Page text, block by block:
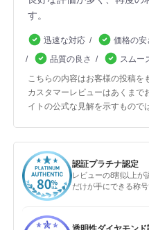
す。
迅速な対応 価格の安
品質の良さ
スムー
こちらの内容はお客様の投稿を
カスタマーレビューはあくまで
イトの公式な見解を示すもので
認証プラチナ認定
レビューの8割以上が
だけが手にできる称号